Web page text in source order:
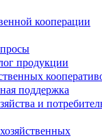
кооперации
продукции
поддержка
и